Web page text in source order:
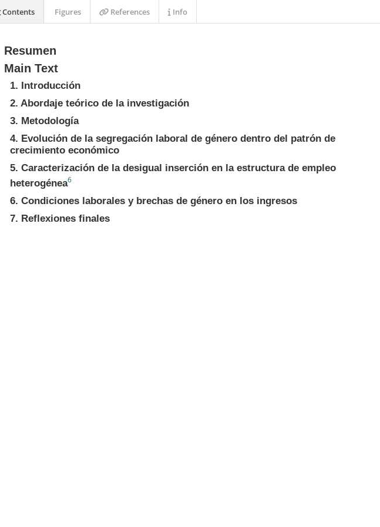
Resumen
Main Text
1. Introducción
2. Abordaje teórico de la investigación
3. Metodología
4. Evolución de la segregación laboral de género dentro del patrón de
crecimiento económico
5. Caracterización de la desigual inserción en la estructura de empleo
heterogénea6
6. Condiciones laborales y brechas de género en los ingresos
7. Reflexiones finales
Contents Figures References Info